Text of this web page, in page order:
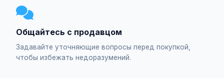
Общайтесь с продавцом
Задавайте уточняющие вопросы перед покупкой,
чтобы избежать недоразумений.